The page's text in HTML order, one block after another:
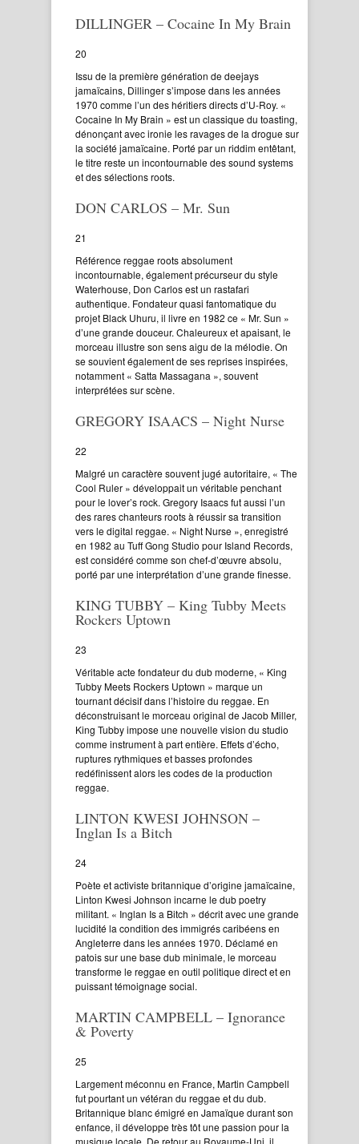
DILLINGER – Cocaine In My Brain
20
Issu de la première génération de deejays
jamaïcains, Dillinger s’impose dans les années
1970 comme l’un des héritiers directs d’U-Roy. «
Cocaine In My Brain » est un classique du toasting,
dénonçant avec ironie les ravages de la drogue sur
la société jamaïcaine. Porté par un riddim entêtant,
le titre reste un incontournable des sound systems
et des sélections roots.
DON CARLOS – Mr. Sun
21
Référence reggae roots absolument
incontournable, également précurseur du style
Waterhouse, Don Carlos est un rastafari
authentique. Fondateur quasi fantomatique du
projet Black Uhuru, il livre en 1982 ce « Mr. Sun »
d’une grande douceur. Chaleureux et apaisant, le
morceau illustre son sens aigu de la mélodie. On
se souvient également de ses reprises inspirées,
notamment « Satta Massagana », souvent
interprétées sur scène.
GREGORY ISAACS – Night Nurse
22
Malgré un caractère souvent jugé autoritaire, « The
Cool Ruler » développait un véritable penchant
pour le lover’s rock. Gregory Isaacs fut aussi l’un
des rares chanteurs roots à réussir sa transition
vers le digital reggae. « Night Nurse », enregistré
en 1982 au Tuff Gong Studio pour Island Records,
est considéré comme son chef-d’œuvre absolu,
porté par une interprétation d’une grande finesse.
KING TUBBY – King Tubby Meets
Rockers Uptown
23
Véritable acte fondateur du dub moderne, « King
Tubby Meets Rockers Uptown » marque un
tournant décisif dans l’histoire du reggae. En
déconstruisant le morceau original de Jacob Miller,
King Tubby impose une nouvelle vision du studio
comme instrument à part entière. Effets d’écho,
ruptures rythmiques et basses profondes
redéfinissent alors les codes de la production
reggae.
LINTON KWESI JOHNSON –
Inglan Is a Bitch
24
Poète et activiste britannique d’origine jamaïcaine,
Linton Kwesi Johnson incarne le dub poetry
militant. « Inglan Is a Bitch » décrit avec une grande
lucidité la condition des immigrés caribéens en
Angleterre dans les années 1970. Déclamé en
patois sur une base dub minimale, le morceau
transforme le reggae en outil politique direct et en
puissant témoignage social.
MARTIN CAMPBELL – Ignorance
& Poverty
25
Largement méconnu en France, Martin Campbell
fut pourtant un vétéran du reggae et du dub.
Britannique blanc émigré en Jamaïque durant son
enfance, il développe très tôt une passion pour la
musique locale. De retour au Royaume-Uni, il